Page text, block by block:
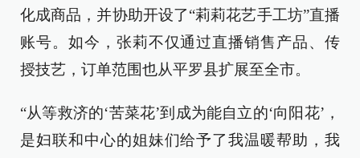
化成商品，并协助开设了“莉莉花艺手工坊”直播
账号。如今，张莉不仅通过直播销售产品、传
授技艺，订单范围也从平罗县扩展至全市。
“从等救济的‘苦菜花’到成为能自立的‘向阳花’，
是妇联和中心的姐妹们给予了我温暖帮助，我